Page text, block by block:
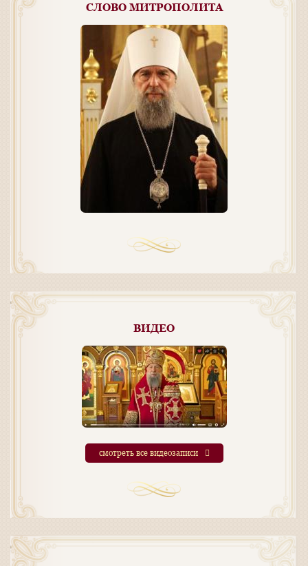
СЛОВО МИТРОПОЛИТА
ВИДЕО
смотреть все видеозаписи